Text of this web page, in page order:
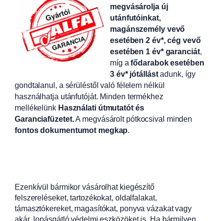
megvásárolja új
utánfutóinkat,
magánszemély vevő
esetében 2 év*, cég vevő
esetében 1 év* garanciát,
míg afődarabok esetében
3 év* jótállástadunk, így
gondtalanul, a sérüléstől való félelem nélkül
használhatja utánfutóját. Minden termékhez
mellékelünk Használati útmutatót és
Garanciafüzetet.A megvásárolt pótkocsival minden
fontos dokumentumot megkap.
Ezenkívül bármikor vásárolhat kiegészítő
felszereléseket, tartozékokat, oldalfalakat,
támasztókereket, magasítókat, ponyva vázakat vagy
akár lopásgátló védelmi eszközöket is. Ha bármilyen